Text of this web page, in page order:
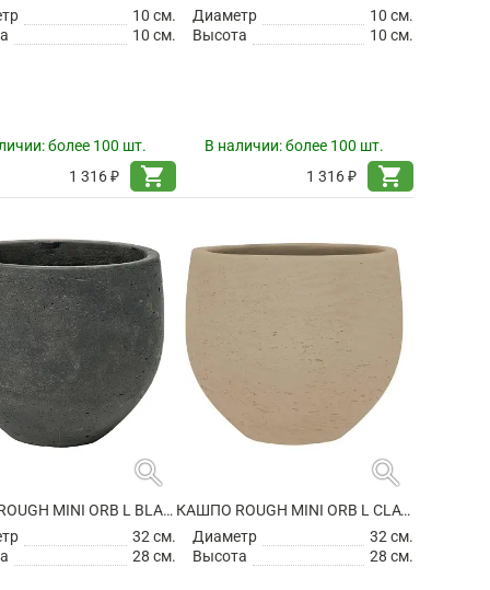
10 см.
10 см.
более 100 шт.
1 316 ₽
shopping_cart
Диаметр
10 см.
Высота
10 см.
В наличии:более 100 шт.
1 316 ₽
shopping_cart
search
КАШПО ROUGH MINI ORB L BLACK WASHED
32 см.
28 см.
search
КАШПО ROUGH MINI ORB L CLAY WASHED
Диаметр
32 см.
Высота
28 см.